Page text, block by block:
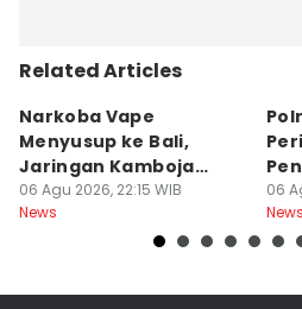
Related Articles
Narkoba Vape
Menyusup ke Bali,
Jaringan Kamboja
Terbongkar
06 Agu 2026, 22:15 WIB
News
06
News